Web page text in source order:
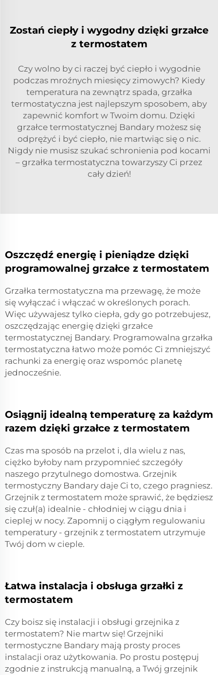
Zostań ciepły i wygodny dzięki grzałce
z termostatem
Czy wolno by ci raczej być ciepło i wygodnie
podczas mroźnych miesięcy zimowych? Kiedy
temperatura na zewnątrz spada, grzałka
termostatyczna jest najlepszym sposobem, aby
zapewnić komfort w Twoim domu. Dzięki
grzałce termostatycznej Bandary możesz się
odprężyć i być ciepło, nie martwiąc się o nic.
Nigdy nie musisz szukać schronienia pod kocami
– grzałka termostatyczna towarzyszy Ci przez
cały dzień!
Oszczędź energię i pieniądze dzięki
programowalnej grzałce z termostatem
Grzałka termostatyczna ma przewagę, że może
się wyłączać i włączać w określonych porach.
Więc używajesz tylko ciepła, gdy go potrzebujesz,
oszczędzając energię dzięki grzałce
termostatycznej Bandary. Programowalna grzałka
termostatyczna łatwo może pomóc Ci zmniejszyć
rachunki za energię oraz wspomóc planetę
jednocześnie.
Osiągnij idealną temperaturę za każdym
razem dzięki grzałce z termostatem
Czas ma sposób na przelot i, dla wielu z nas,
ciężko byłoby nam przypomnieć szczegóły
naszego przytulnego domostwa. Grzejnik
termostyczny Bandary daje Ci to, czego pragniesz.
Grzejnik z termostatem może sprawić, że będziesz
się czuł(a) idealnie - chłodniej w ciągu dnia i
cieplej w nocy. Zapomnij o ciągłym regulowaniu
temperatury - grzejnik z termostatem utrzymuje
Twój dom w cieple.
Łatwa instalacja i obsługa grzałki z
termostatem
Czy boisz się instalacji i obsługi grzejnika z
termostatem? Nie martw się! Grzejniki
termostyczne Bandary mają prosty proces
instalacji oraz użytkowania. Po prostu postępuj
zgodnie z instrukcją manualną, a Twój grzejnik